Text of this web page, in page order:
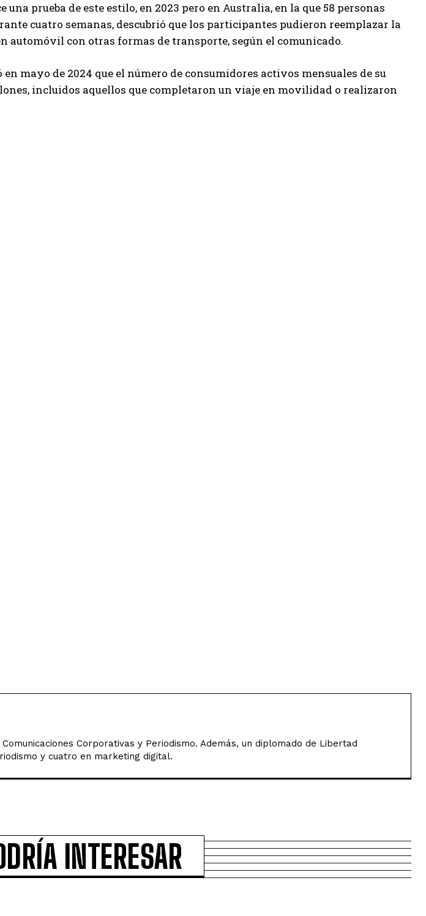
una prueba de este estilo, en 2023 pero en Australia, en la que 58 personas
cuatro semanas, descubrió que los participantes pudieron reemplazar la
automóvil con otras formas de transporte, según el comunicado.
mayo de 2024 que el número de consumidores activos mensuales de su
incluidos aquellos que completaron un viaje en movilidad o realizaron
Corporativas y Periodismo. Además, un diplomado de Libertad
y cuatro en marketing digital.
INTERESAR